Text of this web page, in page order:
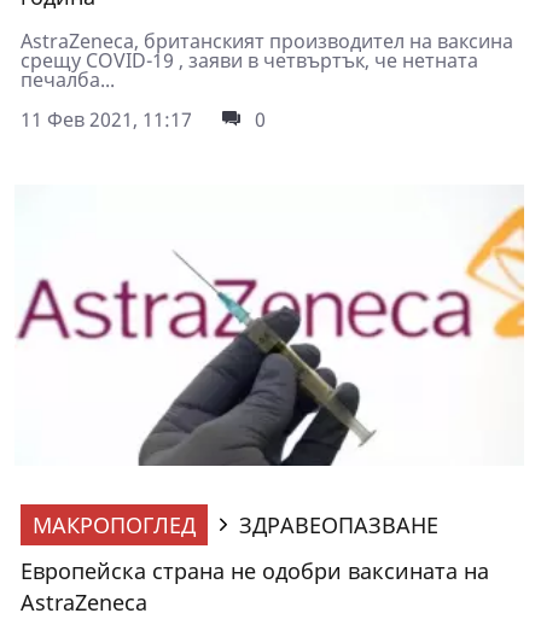
AstraZeneca, британският производител на ваксина
срещу COVID-19 , заяви в четвъртък, че нетната
печалба...
11 Фев 2021, 11:17
0
МАКРОПОГЛЕД
ЗДРАВЕОПАЗВАНЕ
Европейска страна не одобри ваксината на
AstraZeneca